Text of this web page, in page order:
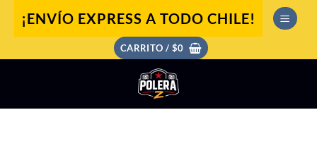
¡ENVÍO EXPRESS A TODO CHILE!
CARRITO / $0